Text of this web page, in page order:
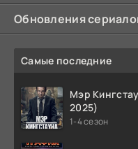
Обновления
Самые последние
Мэр
2025)
1-4 сезон